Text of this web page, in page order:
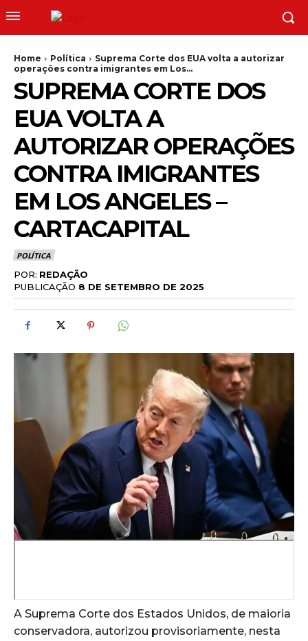
Home Política
Suprema Corte dos EUA volta a autorizar
operações contra imigrantes em Los...
SUPREMA CORTE DOS
EUA VOLTA A
AUTORIZAR OPERAÇÕES
CONTRA IMIGRANTES
EM LOS ANGELES –
CARTACAPITAL
POLÍTICA
POR: REDAÇÃO
PUBLICAÇÃO 8 DE SETEMBRO DE 2025
A Suprema Corte dos Estados Unidos, de maioria
conservadora, autorizou provisoriamente, nesta